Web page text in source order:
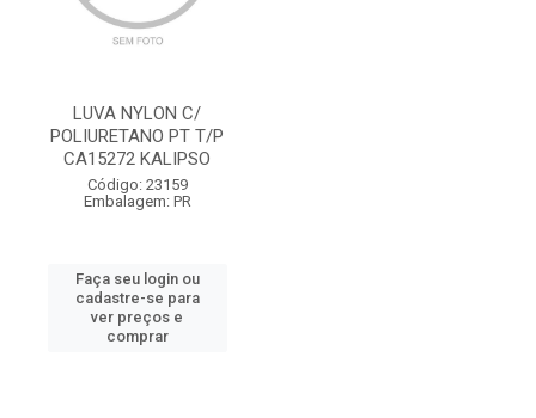
LUVA NYLON C/
POLIURETANO PT T/P
CA15272 KALIPSO
Código: 23159
Embalagem: PR
Faça seu login ou
cadastre-se para
ver preços e
comprar